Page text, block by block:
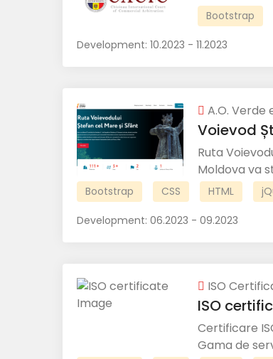
Bootstrap
Development: 10.2023 - 11.2023
A.O. Verde
Voievod
Ruta
Moldova va
Bootstrap CSS HTML
Development: 06.2023 - 09.2023
ISO
ISO
Certificare
Gama de